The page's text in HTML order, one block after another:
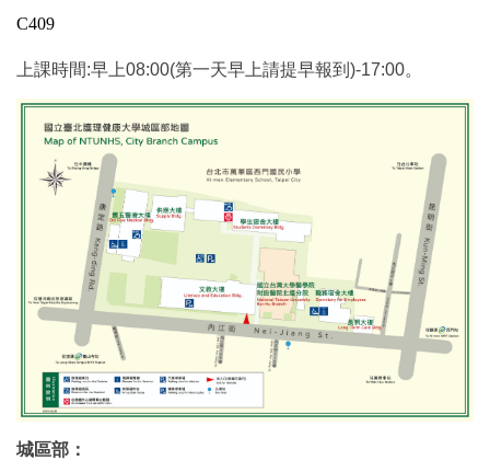
C409
上課時間:早上08:00(第一天早上請提早報到)-17:00。
城區部：